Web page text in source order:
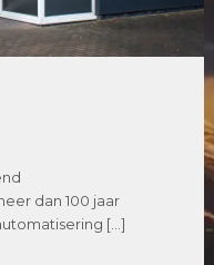
dan 100 jaar
[…]